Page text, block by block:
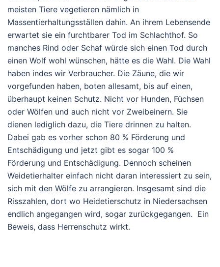
meisten Tiere vegetieren nämlich in
Massentierhaltungsställen dahin. An ihrem Lebensende
erwartet sie ein furchtbarer Tod im Schlachthof. So
manches Rind oder Schaf würde sich einen Tod durch
einen Wolf wohl wünschen, hätte es die Wahl. Die Wahl
haben indes wir Verbraucher. Die Zäune, die wir
vorgefunden haben, boten allesamt, bis auf einen,
überhaupt keinen Schutz. Nicht vor Hunden, Füchsen
oder Wölfen und auch nicht vor Zweibeinern. Sie
dienen lediglich dazu, die Tiere drinnen zu halten.
Dabei gab es vorher schon 80 % Förderung und
Entschädigung und jetzt gibt es sogar 100 %
Förderung und Entschädigung. Dennoch scheinen
Weidetierhalter einfach nicht daran interessiert zu sein,
sich mit den Wölfe zu arrangieren. Insgesamt sind die
Risszahlen, dort wo Heidetierschutz in Niedersachsen
endlich angegangen wird, sogar zurückgegangen. Ein
Beweis, dass Herrenschutz wirkt.